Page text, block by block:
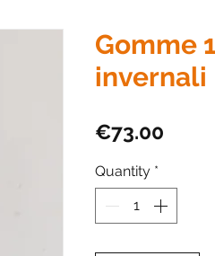
Gomme
invernali
€73.00
Quantity *